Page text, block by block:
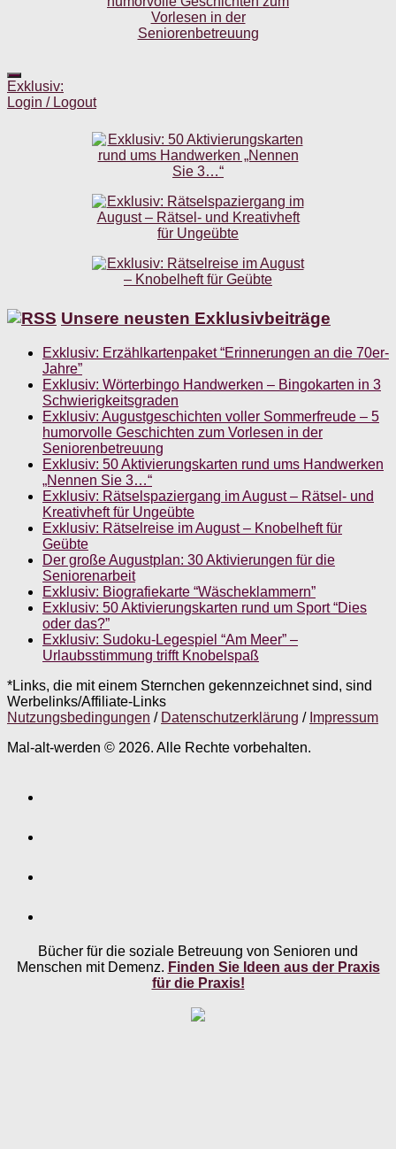
Exklusiv:
Login / Logout
Unsere neusten Exklusivbeiträge
Exklusiv: Erzählkartenpaket “Erinnerungen an die 70er-
Jahre”
Exklusiv: Wörterbingo Handwerken – Bingokarten in 3
Schwierigkeitsgraden
Exklusiv: Augustgeschichten voller Sommerfreude – 5
humorvolle Geschichten zum Vorlesen in der
Seniorenbetreuung
Exklusiv: 50 Aktivierungskarten rund ums Handwerken
„Nennen Sie 3…“
Exklusiv: Rätselspaziergang im August – Rätsel- und
Kreativheft für Ungeübte
Exklusiv: Rätselreise im August – Knobelheft für
Geübte
Der große Augustplan: 30 Aktivierungen für die
Seniorenarbeit
Exklusiv: Biografiekarte “Wäscheklammern”
Exklusiv: 50 Aktivierungskarten rund um Sport “Dies
oder das?”
Exklusiv: Sudoku-Legespiel “Am Meer” –
Urlaubsstimmung trifft Knobelspaß
*Links, die mit einem Sternchen gekennzeichnet sind, sind
Werbelinks/Affiliate-Links
Nutzungsbedingungen / Datenschutzerklärung / Impressum
Mal-alt-werden © 2026. Alle Rechte vorbehalten.
Bücher für die soziale Betreuung von Senioren und
Menschen mit Demenz. Finden Sie Ideen aus der Praxis
für die Praxis!